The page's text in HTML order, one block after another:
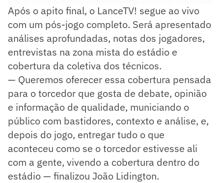
Após o apito final, o LanceTV! segue ao vivo
com um pós-jogo completo. Será apresentado
análises aprofundadas, notas dos jogadores,
entrevistas na zona mista do estádio e
cobertura da coletiva dos técnicos.
— Queremos oferecer essa cobertura pensada
para o torcedor que gosta de debate, opinião
e informação de qualidade, municiando o
público com bastidores, contexto e análise, e,
depois do jogo, entregar tudo o que
aconteceu como se o torcedor estivesse ali
com a gente, vivendo a cobertura dentro do
estádio — finalizou João Lidington.